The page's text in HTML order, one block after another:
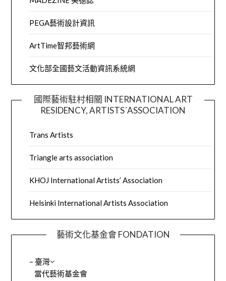
PEGA藝術設計資訊
ArtTime智邦藝術網
文化部全國藝文活動資訊系統網
國際藝術駐村相關 INTERNATIONAL ART
RESIDENCY, ARTISTS´ASSOCIATION
Trans Artists
Triangle arts association
KHOJ International Artists’ Association
Helsinki International Artists Association
藝術文化基金會 FONDATION
– 臺灣
當代藝術基金會